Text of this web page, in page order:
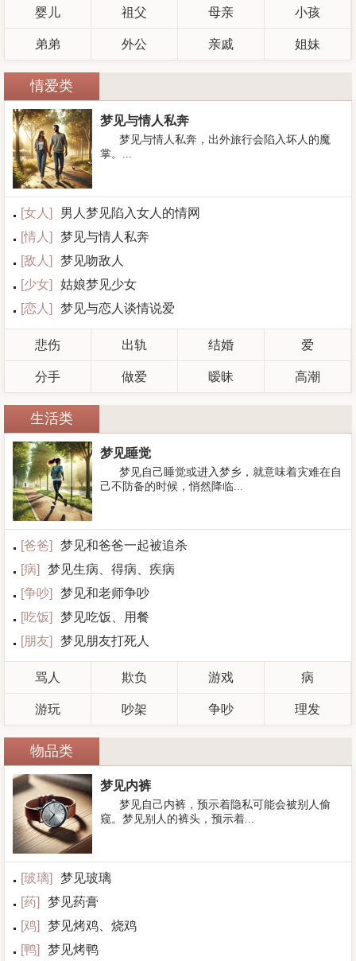
婴儿 祖父 母亲 小孩
弟弟 外公 亲戚 姐妹
情爱类
梦见与情人私奔
梦见与情人私奔，出外旅行会陷入坏人的魔
掌。...
[女人 ]
男人梦见陷入女人的情网
[情人 ]
梦见与情人私奔
[敌人 ]
梦见吻敌人
[少女]
姑娘梦见少女
[恋人 ] 梦见与恋人谈情说爱
悲伤 出轨 结婚 爱
分手 做爱 暧昧 高潮
生活类
梦见睡觉
梦见自己睡觉或进入梦乡，就意味着灾难在自
己不防备的时候，悄然降临...
[爸爸]
梦见和爸爸一起被追杀
[病]
梦见生病、得病、疾病
[争吵]
梦见和老师争吵
[吃饭]
梦见吃饭、用餐
[朋友] 梦见朋友打死人
骂人 欺负 游戏 病
游玩 吵架 争吵 理发
物品类
梦见内裤
梦见自己内裤，预示着隐私可能会被别人偷
窥。梦见别人的裤头，预示着...
[玻璃]
梦见玻璃
[药]
梦见药膏
[鸡]
梦见烤鸡、烧鸡
[鸭] 梦见烤鸭